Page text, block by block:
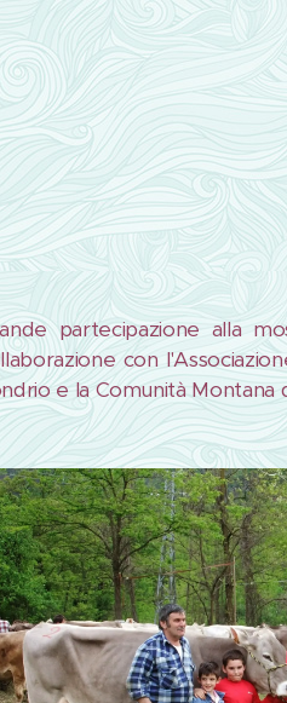
partecipazione alla
con
e la Comunità Montana